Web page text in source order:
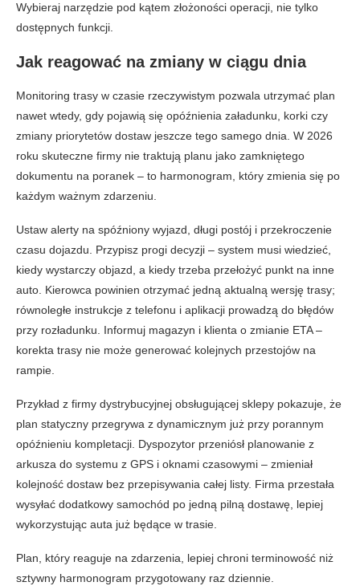
Wybieraj narzędzie pod kątem złożoności operacji, nie tylko
dostępnych funkcji.
Jak reagować na zmiany w ciągu dnia
Monitoring trasy w czasie rzeczywistym pozwala utrzymać plan
nawet wtedy, gdy pojawią się opóźnienia załadunku, korki czy
zmiany priorytetów dostaw jeszcze tego samego dnia. W 2026
roku skuteczne firmy nie traktują planu jako zamkniętego
dokumentu na poranek – to harmonogram, który zmienia się po
każdym ważnym zdarzeniu.
Ustaw alerty na spóźniony wyjazd, długi postój i przekroczenie
czasu dojazdu. Przypisz progi decyzji – system musi wiedzieć,
kiedy wystarczy objazd, a kiedy trzeba przełożyć punkt na inne
auto. Kierowca powinien otrzymać jedną aktualną wersję trasy;
równoległe instrukcje z telefonu i aplikacji prowadzą do błędów
przy rozładunku. Informuj magazyn i klienta o zmianie ETA –
korekta trasy nie może generować kolejnych przestojów na
rampie.
Przykład z firmy dystrybucyjnej obsługującej sklepy pokazuje, że
plan statyczny przegrywa z dynamicznym już przy porannym
opóźnieniu kompletacji. Dyspozytor przeniósł planowanie z
arkusza do systemu z GPS i oknami czasowymi – zmieniał
kolejność dostaw bez przepisywania całej listy. Firma przestała
wysyłać dodatkowy samochód po jedną pilną dostawę, lepiej
wykorzystując auta już będące w trasie.
Plan, który reaguje na zdarzenia, lepiej chroni terminowość niż
sztywny harmonogram przygotowany raz dziennie.